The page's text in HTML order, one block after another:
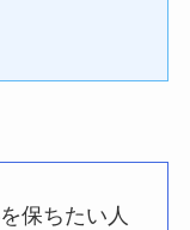
を保ちたい人